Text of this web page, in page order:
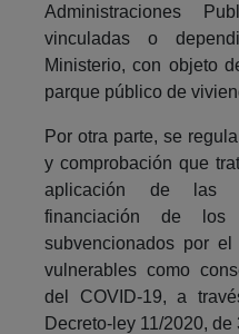
Administraciones
vinculadas o
Ministerio, con objeto
parque público de
Por otra parte, se
y comprobación que
aplicación de las
financiación de los
subvencionados por
vulnerables como
del COVID-19, a
Decreto-ley 11/2020, de